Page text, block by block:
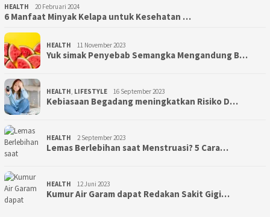
HEALTH 20 Februari 2024
6 Manfaat Minyak Kelapa untuk Kesehatan …
HEALTH 11 November 2023
Yuk simak Penyebab Semangka Mengandung B…
HEALTH, LIFESTYLE 16 September 2023
Kebiasaan Begadang meningkatkan Risiko D…
HEALTH 2 September 2023
Lemas Berlebihan saat Menstruasi? 5 Cara…
HEALTH 12 Juni 2023
Kumur Air Garam dapat Redakan Sakit Gigi…